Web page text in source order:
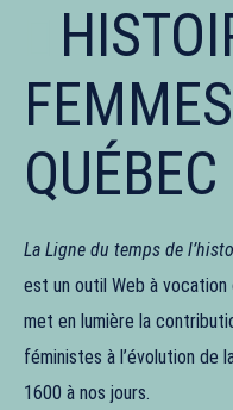
QUÉBEC
La Ligne du temps de
est un outil Web à
met en lumière la
féministes à l’évolution de
1600 à nos jours.